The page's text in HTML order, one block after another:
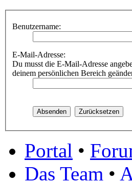
Benutzername:
E-Mail-Adresse:
Du musst die E-Mail-Adresse
deinem persönlichen Bereich
Portal •
Das Team •